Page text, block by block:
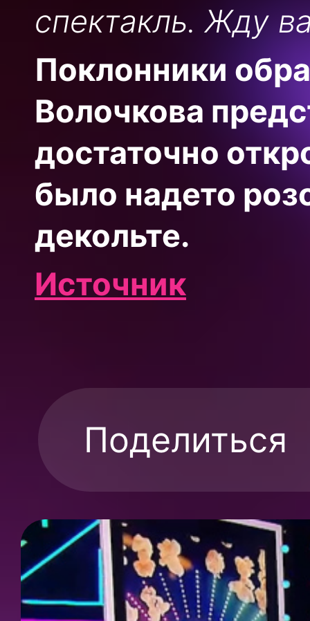
спектакль. Жду
Поклонники
Волочкова
достаточно
было надето
декольте.
Источник
Поделиться